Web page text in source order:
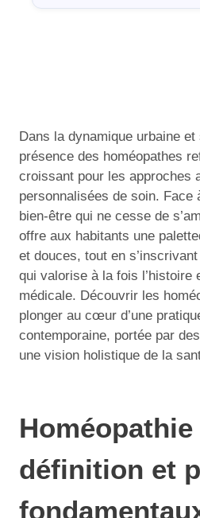
Dans la dynamique urbaine
présence des homéopathes
croissant pour les approches
personnalisées de soin. Face
bien-être qui ne cesse de
offre aux habitants une
et douces, tout en
qui valorise à la fois l’histoire
médicale. Découvrir les
plonger au cœur d’une
contemporaine, portée par
une vision holistique de la
Homéopathie
définition et